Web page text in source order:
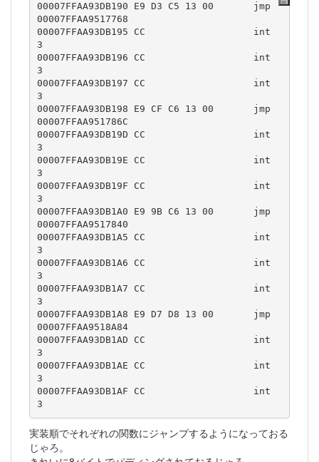
00007FFAA93DB190 E9 D3 C5 13 00       jmp
00007FFAA9517768
00007FFAA93DB195 CC                   int
3
00007FFAA93DB196 CC                   int
3
00007FFAA93DB197 CC                   int
3
00007FFAA93DB198 E9 CF C6 13 00       jmp
00007FFAA951786C
00007FFAA93DB19D CC                   int
3
00007FFAA93DB19E CC                   int
3
00007FFAA93DB19F CC                   int
3
00007FFAA93DB1A0 E9 9B C6 13 00       jmp
00007FFAA9517840
00007FFAA93DB1A5 CC                   int
3
00007FFAA93DB1A6 CC                   int
3
00007FFAA93DB1A7 CC                   int
3
00007FFAA93DB1A8 E9 D7 D8 13 00       jmp
00007FFAA9518A84
00007FFAA93DB1AD CC                   int
3
00007FFAA93DB1AE CC                   int
3
00007FFAA93DB1AF CC                   int
3
実装順でそれぞれの関数にジャンプするようになっておる
じゃろ。